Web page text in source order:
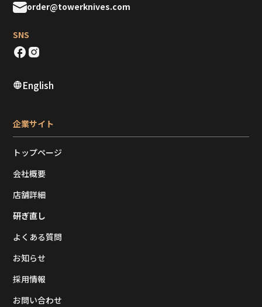
order@towerknives.com
SNS
English
企業サイト
トップページ
会社概要
店舗詳細
研ぎ直し
よくある質問
お知らせ
採用情報
お問い合わせ